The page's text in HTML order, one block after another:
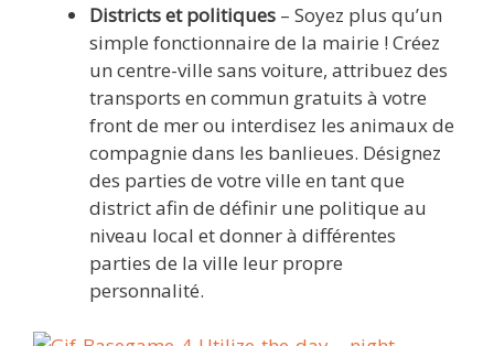
Districts et politiques – Soyez plus qu’un
simple fonctionnaire de la mairie ! Créez
un centre-ville sans voiture, attribuez des
transports en commun gratuits à votre
front de mer ou interdisez les animaux de
compagnie dans les banlieues. Désignez
des parties de votre ville en tant que
district afin de définir une politique au
niveau local et donner à différentes
parties de la ville leur propre
personnalité.